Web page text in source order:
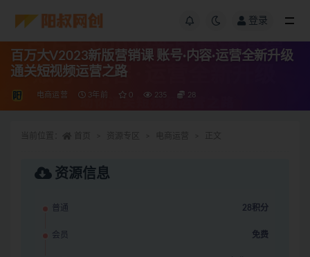
登录
百万大V2023新版营销课 账号·内容·运营全新升级
通关短视频运营之路
电商运营 3年前 0 235 28
资源信息
普通 28积分
会员 免费